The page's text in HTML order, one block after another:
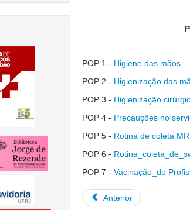
POP 1 - Higiene das mãos
POP 2 - Higienização das
POP 3 - Higienização
POP 4 - Precauções no
POP 5 - Rotina de coleta
POP 6 -
POP 7 - Vacinação_do
Anterior